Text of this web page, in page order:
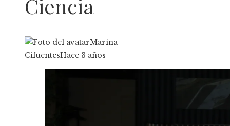
Ciencia
Marina
CifuentesHace 3 años